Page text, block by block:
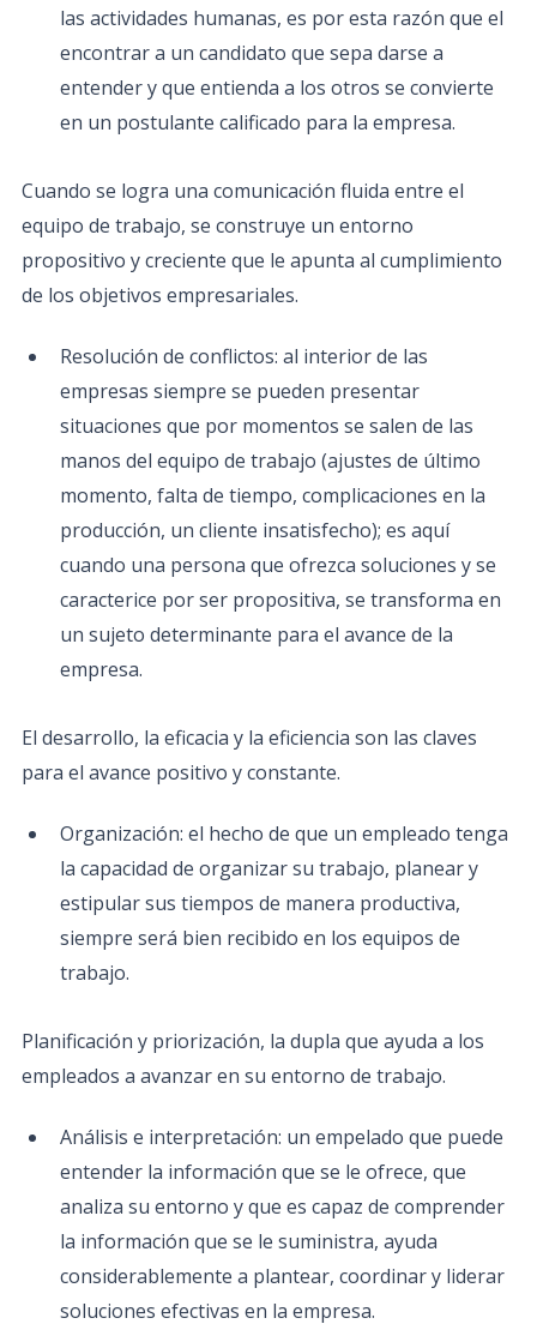
las actividades humanas, es por esta razón que el
encontrar a un candidato que sepa darse a
entender y que entienda a los otros se convierte
en un postulante calificado para la empresa.
Cuando se logra una comunicación fluida entre el
equipo de trabajo, se construye un entorno
propositivo y creciente que le apunta al cumplimiento
de los objetivos empresariales.
Resolución de conflictos: al interior de las
empresas siempre se pueden presentar
situaciones que por momentos se salen de las
manos del equipo de trabajo (ajustes de último
momento, falta de tiempo, complicaciones en la
producción, un cliente insatisfecho); es aquí
cuando una persona que ofrezca soluciones y se
caracterice por ser propositiva, se transforma en
un sujeto determinante para el avance de la
empresa.
El desarrollo, la eficacia y la eficiencia son las claves
para el avance positivo y constante.
Organización: el hecho de que un empleado tenga
la capacidad de organizar su trabajo, planear y
estipular sus tiempos de manera productiva,
siempre será bien recibido en los equipos de
trabajo.
Planificación y priorización, la dupla que ayuda a los
empleados a avanzar en su entorno de trabajo.
Análisis e interpretación: un empelado que puede
entender la información que se le ofrece, que
analiza su entorno y que es capaz de comprender
la información que se le suministra, ayuda
considerablemente a plantear, coordinar y liderar
soluciones efectivas en la empresa.